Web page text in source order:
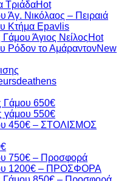
Τριάδα
Άγ. Νικόλαος – Πειραιά
Κτήμα Epavlis
Γάμου Άγιος Νείλος
Ρόδον το Αμάραντον
Γάμου 650€
γάμου 550€
450€ – ΣΤΟΛΙΣΜΟΣ
750€ – Προσφορά
1200€ – ΠΡΟΣΦΟΡΑ